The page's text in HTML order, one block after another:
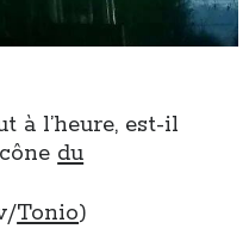
à l’heure, est-il
du
Tonio)